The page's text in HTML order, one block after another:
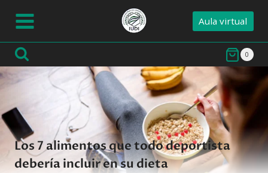
contenido
Aula virtual
0
Los 7 alimentos que todo deportista
debería incluir en su dieta